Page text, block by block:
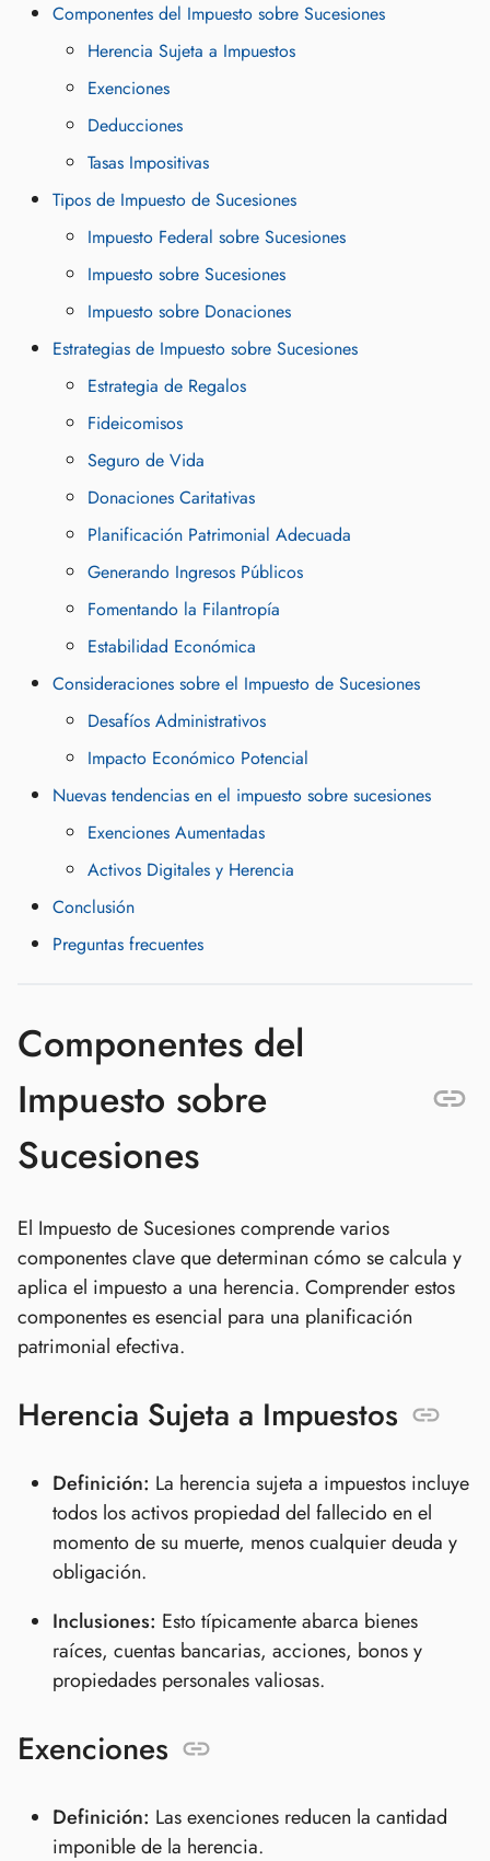
Componentes del Impuesto sobre Sucesiones
Herencia Sujeta a Impuestos
Exenciones
Deducciones
Tasas Impositivas
Tipos de Impuesto de Sucesiones
Impuesto Federal sobre Sucesiones
Impuesto sobre Sucesiones
Impuesto sobre Donaciones
Estrategias de Impuesto sobre Sucesiones
Estrategia de Regalos
Fideicomisos
Seguro de Vida
Donaciones Caritativas
Planificación Patrimonial Adecuada
Generando Ingresos Públicos
Fomentando la Filantropía
Estabilidad Económica
Consideraciones sobre el Impuesto de Sucesiones
Desafíos Administrativos
Impacto Económico Potencial
Nuevas tendencias en el impuesto sobre sucesiones
Exenciones Aumentadas
Activos Digitales y Herencia
Conclusión
Preguntas frecuentes
Componentes del
Impuesto sobre
Sucesiones
El Impuesto de Sucesiones comprende varios
componentes clave que determinan cómo se calcula y
aplica el impuesto a una herencia. Comprender estos
componentes es esencial para una planificación
patrimonial efectiva.
Herencia Sujeta a Impuestos
Definición: La herencia sujeta a impuestos incluye
todos los activos propiedad del fallecido en el
momento de su muerte, menos cualquier deuda y
obligación.
Inclusiones: Esto típicamente abarca bienes
raíces, cuentas bancarias, acciones, bonos y
propiedades personales valiosas.
Exenciones
Definición: Las exenciones reducen la cantidad
imponible de la herencia.